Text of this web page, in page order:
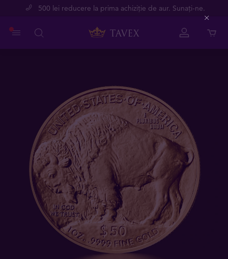
500 lei reducere la prima achiziție de aur. Sunați-ne.
Close